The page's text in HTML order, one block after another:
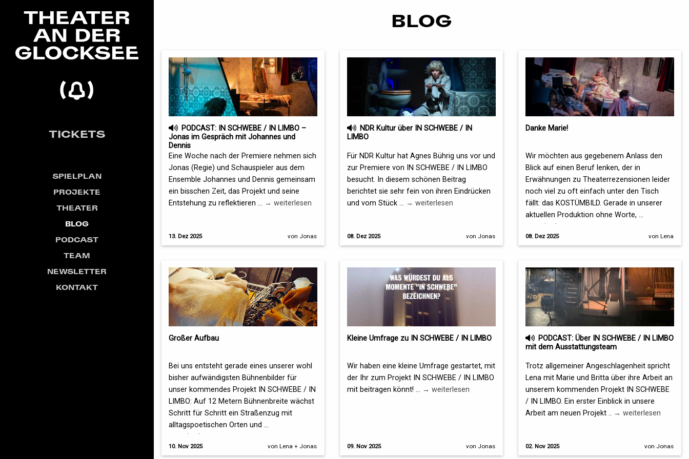
TICKETS
SPIELPLAN
PROJEKTE
THEATER
BLOG
PODCAST
TEAM
NEWSLETTER
KONTAKT
BLOG
PODCAST: IN SCHWEBE / IN LIMBO –
Jonas im Gespräch mit Johannes und
Dennis
Eine Woche nach der Premiere nehmen sich
Jonas (Regie) und Schauspieler aus dem
Ensemble Johannes und Dennis gemeinsam
ein bisschen Zeit, das Projekt und seine
Entstehung zu reflektieren ... → weiterlesen
13. Dez 2025 von Jonas
NDR Kultur über IN SCHWEBE / IN
LIMBO
Für NDR Kultur hat Agnes Bührig uns vor und
zur Premiere von IN SCHWEBE / IN LIMBO
besucht. In diesem schönen Beitrag
berichtet sie sehr fein von ihren Eindrücken
und vom Stück ... → weiterlesen
08. Dez 2025 von Jonas
Danke Marie!
Wir möchten aus gegebenem Anlass den
Blick auf einen Beruf lenken, der in
Erwähnungen zu Theaterrezensionen leider
noch viel zu oft einfach unter den Tisch
fällt: das KOSTÜMBILD. Gerade in unserer
aktuellen Produktion ohne Worte, …
→ weiterlesen
08. Dez 2025 von Lena
Großer Aufbau
Bei uns entsteht gerade eines unserer wohl
bisher aufwändigsten Bühnenbilder für
unser kommendes Projekt IN SCHWEBE / IN
LIMBO: Auf 12 Metern Bühnenbreite wächst
Schritt für Schritt ein Straßenzug mit
alltagspoetischen Orten und …
→ weiterlesen
10. Nov 2025 von Lena + Jonas
Kleine Umfrage zu IN SCHWEBE / IN LIMBO
Wir haben eine kleine Umfrage gestartet, mit
der Ihr zum Projekt IN SCHWEBE / IN LIMBO
mit beitragen könnt! ... → weiterlesen
09. Nov 2025 von Jonas
PODCAST: Über IN SCHWEBE / IN LIMBO
mit dem Ausstattungsteam
Trotz allgemeiner Angeschlagenheit spricht
Lena mit Marie und Britta über ihre Arbeit an
unserem kommenden Projekt IN SCHWEBE
/ IN LIMBO. Ein erster Einblick in unsere
Arbeit am neuen Projekt .. → weiterlesen
02. Nov 2025 von Jonas